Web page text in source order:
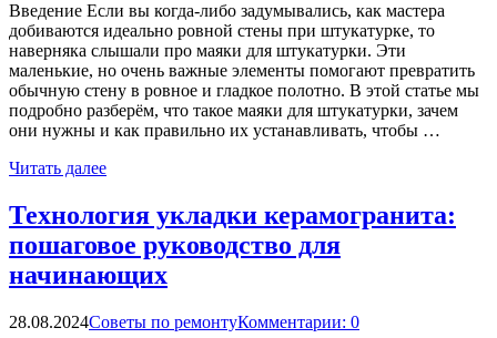
Введение Если вы когда-либо задумывались, как мастера
добиваются идеально ровной стены при штукатурке, то
наверняка слышали про маяки для штукатурки. Эти
маленькие, но очень важные элементы помогают превратить
обычную стену в ровное и гладкое полотно. В этой статье мы
подробно разберём, что такое маяки для штукатурки, зачем
они нужны и как правильно их устанавливать, чтобы …
Читать далее
Технология укладки керамогранита:
пошаговое руководство для
начинающих
28.08.2024Советы по ремонтуКомментарии: 0